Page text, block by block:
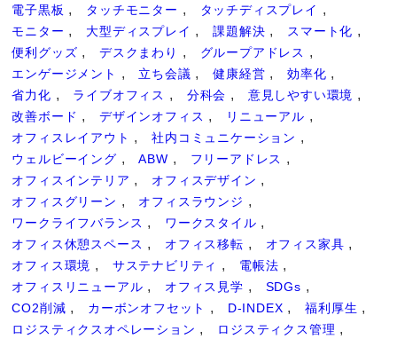
電子黒板
タッチモニター
タッチディスプレイ
モニター
大型ディスプレイ 課題解決
スマート化
便利グッズ
デスクまわり
グループアドレス
エンゲージメント
立ち会議 健康経営
効率化
省力化
ライブオフィス 分科会
意見しやすい環境
改善ボード
デザインオフィス
リニューアル
オフィスレイアウト
社内コミュニケーション
ウェルビーイング
ABW
フリーアドレス
オフィスインテリア
オフィスデザイン
オフィスグリーン
オフィスラウンジ
ワークライフバランス
ワークスタイル
オフィス休憩スペース
オフィス移転
オフィス家具
オフィス環境
サステナビリティ
電帳法
オフィスリニューアル
オフィス見学
SDGs
CO2削減
カーボンオフセット D-INDEX
福利厚生
ロジスティクスオペレーション
ロジスティクス管理